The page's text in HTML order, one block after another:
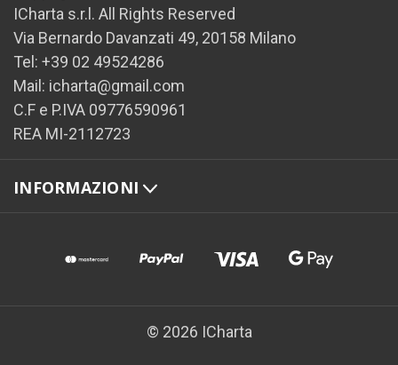
ICharta s.r.l. All Rights Reserved
Via Bernardo Davanzati 49, 20158 Milano
Tel: +39 02 49524286
Mail: icharta@gmail.com
C.F e P.IVA 09776590961
REA MI-2112723
INFORMAZIONI
© 2026 ICharta